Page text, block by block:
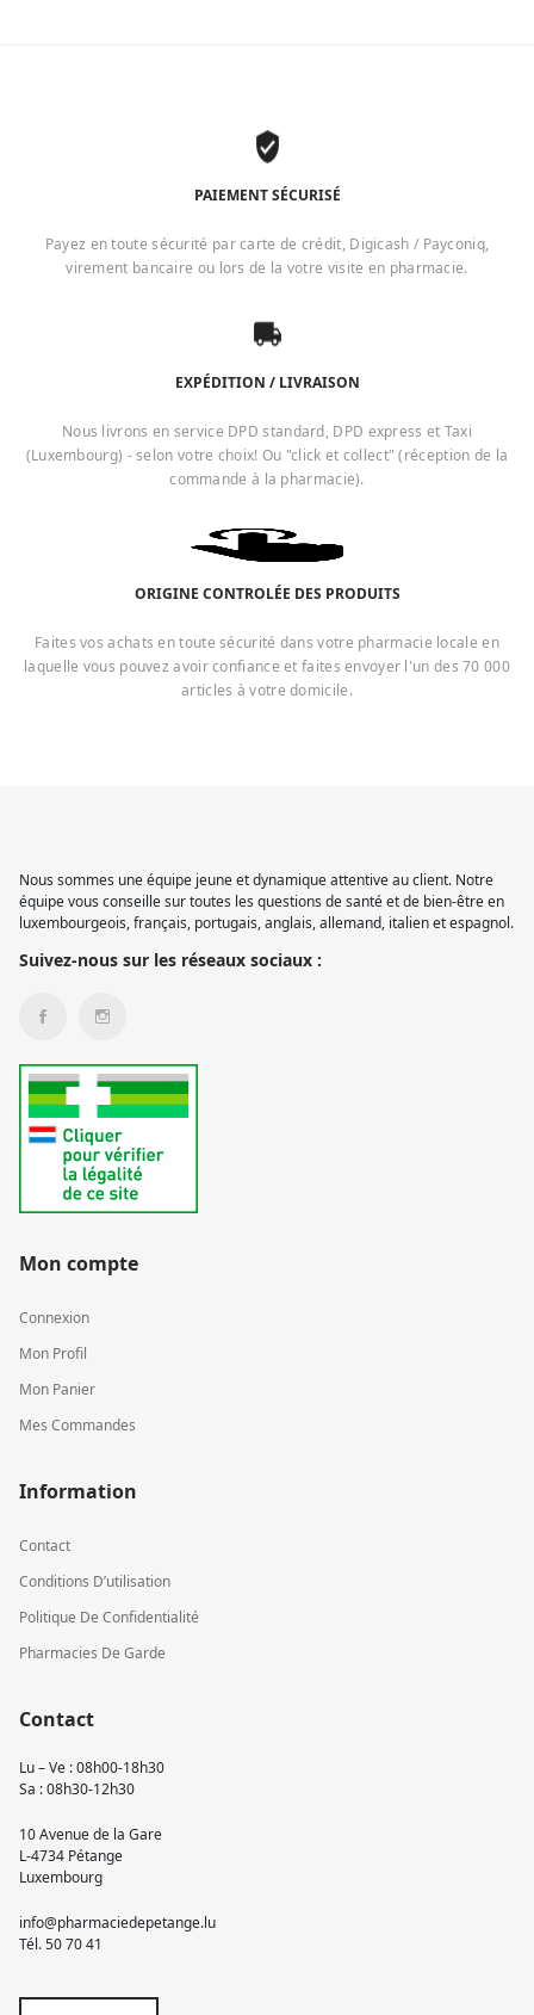
PAIEMENT SÉCURISÉ
Payez en toute sécurité par carte de crédit, Digicash / Payconiq,
virement bancaire ou lors de la votre visite en pharmacie.
EXPÉDITION / LIVRAISON
Nous livrons en service DPD standard, DPD express et Taxi
(Luxembourg) - selon votre choix! Ou "click et collect" (réception de la
commande à la pharmacie).
ORIGINE CONTROLÉE DES PRODUITS
Faites vos achats en toute sécurité dans votre pharmacie locale en
laquelle vous pouvez avoir confiance et faites envoyer l'un des 70 000
articles à votre domicile.
Nous sommes une équipe jeune et dynamique attentive au client. Notre
équipe vous conseille sur toutes les questions de santé et de bien-être en
luxembourgeois, français, portugais, anglais, allemand, italien et espagnol.
Suivez-nous sur les réseaux sociaux :
Mon compte
Connexion
Mon Profil
Mon Panier
Mes Commandes
Information
Contact
Conditions D’utilisation
Politique De Confidentialité
Pharmacies De Garde
Contact
Lu – Ve : 08h00-18h30
Sa : 08h30-12h30
10 Avenue de la Gare
L-4734 Pétange
Luxembourg
info@pharmaciedepetange.lu
Tél.50 70 41